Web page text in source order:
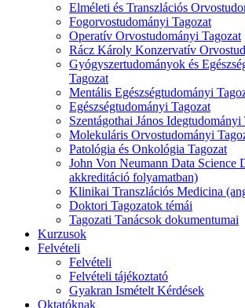
Elméleti és Transzlációs
Fogorvostudományi Tagozat
Operatív Orvostudományi Tagozat
Rácz Károly Konzervatív
Gyógyszertudományok és
Tagozat
Mentális Egészségtudományi
Egészségtudományi Tagozat
Szentágothai János Idegtudományi
Molekuláris Orvostudományi
Patológia és Onkológia Tagozat
John Von Neumann Data Science
akkreditáció folyamatban)
Klinikai Transzlációs Medicina
Doktori Tagozatok témái
Tagozati Tanácsok dokumentumai
Kurzusok
Felvételi
Felvételi
Felvételi tájékoztató
Gyakran Ismételt Kérdések
Oktatóknak